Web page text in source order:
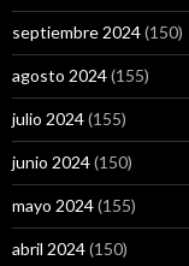
septiembre 2024(150)
agosto 2024(155)
julio 2024(155)
junio 2024(150)
mayo 2024(155)
abril 2024(150)